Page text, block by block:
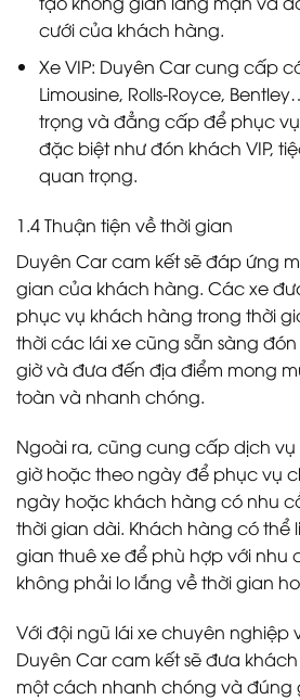
cưới của khách hàng.
Xe VIP: Duyên Car cung cấp
Limousine, Rolls-Royce,
trọng và đẳng cấp để phục
đặc biệt như đón khách VIP,
quan trọng.
1.4 Thuận tiện về thời gian
Duyên Car cam kết sẽ đáp ứng
gian của khách hàng. Các xe
phục vụ khách hàng trong thời
thời các lái xe cũng sẵn sàng
giờ và đưa đến địa điểm mong
toàn và nhanh chóng.
Ngoài ra, cũng cung cấp dịch
giờ hoặc theo ngày để phục vụ
ngày hoặc khách hàng có nhu
thời gian dài. Khách hàng có thể
gian thuê xe để phù hợp với nhu
không phải lo lắng về thời gian
Với đội ngũ lái xe chuyên nghiệp
Duyên Car cam kết sẽ đưa
một cách nhanh chóng và đúng